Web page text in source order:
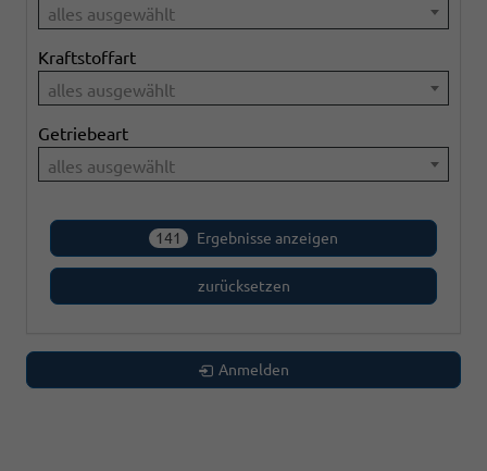
alles ausgewählt
Kraftstoffart
alles ausgewählt
Getriebeart
alles ausgewählt
141 Ergebnisse anzeigen
zurücksetzen
Anmelden